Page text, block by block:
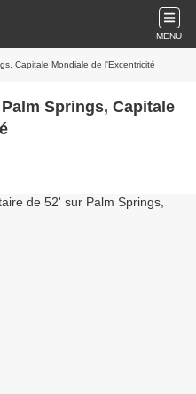
MENU
Capitale Mondiale de l'Excentricité
Springs, Capitale